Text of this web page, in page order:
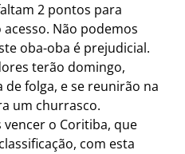
2 pontos para
Não podemos
oba-oba é prejudicial.
terão domingo,
de folga, e se reunirão na
um churrasco.
vencer o Coritiba, que
com esta